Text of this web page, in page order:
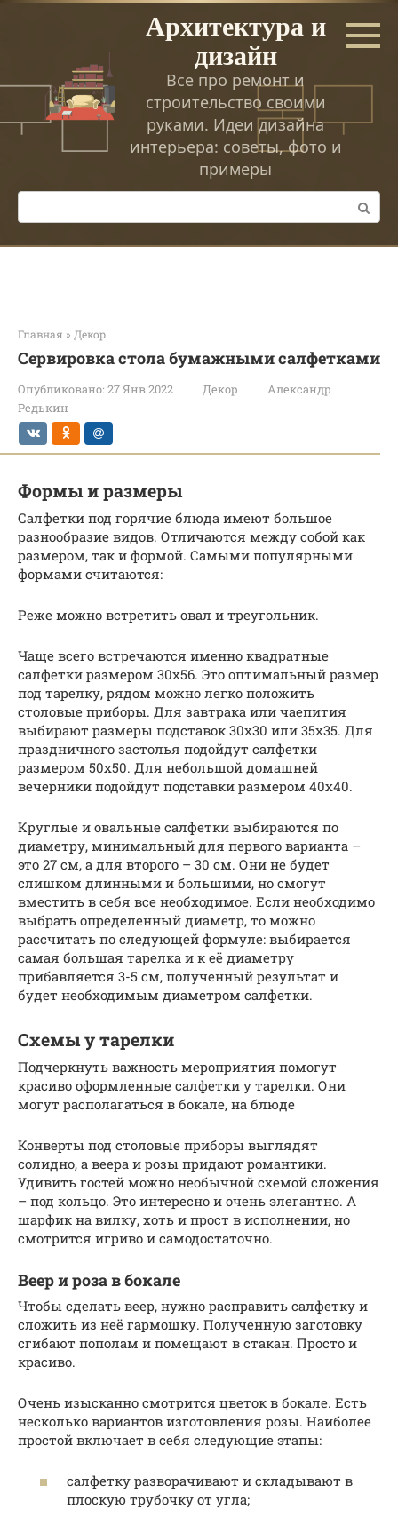
Перейти
Архитектура и
дизайн
Все про ремонт и
строительство своими
руками. Идеи дизайна
интерьера: советы, фото и
примеры
Поиск:
Главная » Декор
Сервировка стола бумажными салфетками
Опубликовано: 27 Янв 2022 Декор
Александр
Редькин
Формы и размеры
Салфетки под горячие блюда имеют большое
разнообразие видов. Отличаются между собой как
размером, так и формой. Самыми популярными
формами считаются:
Реже можно встретить овал и треугольник.
Чаще всего встречаются именно квадратные
салфетки размером 30х56. Это оптимальный размер
под тарелку, рядом можно легко положить
столовые приборы. Для завтрака или чаепития
выбирают размеры подставок 30х30 или 35х35. Для
праздничного застолья подойдут салфетки
размером 50х50. Для небольшой домашней
вечерники подойдут подставки размером 40х40.
Круглые и овальные салфетки выбираются по
диаметру, минимальный для первого варианта –
это 27 см, а для второго – 30 см. Они не будет
слишком длинными и большими, но смогут
вместить в себя все необходимое. Если необходимо
выбрать определенный диаметр, то можно
рассчитать по следующей формуле: выбирается
самая большая тарелка и к её диаметру
прибавляется 3-5 см, полученный результат и
будет необходимым диаметром салфетки.
Схемы у тарелки
Подчеркнуть важность мероприятия помогут
красиво оформленные салфетки у тарелки. Они
могут располагаться в бокале, на блюде
Конверты под столовые приборы выглядят
солидно, а веера и розы придают романтики.
Удивить гостей можно необычной схемой сложения
– под кольцо. Это интересно и очень элегантно. А
шарфик на вилку, хоть и прост в исполнении, но
смотрится игриво и самодостаточно.
Веер и роза в бокале
Чтобы сделать веер, нужно расправить салфетку и
сложить из неё гармошку. Полученную заготовку
сгибают пополам и помещают в стакан. Просто и
красиво.
Очень изысканно смотрится цветок в бокале. Есть
несколько вариантов изготовления розы. Наиболее
простой включает в себя следующие этапы:
салфетку разворачивают и складывают в
плоскую трубочку от угла;